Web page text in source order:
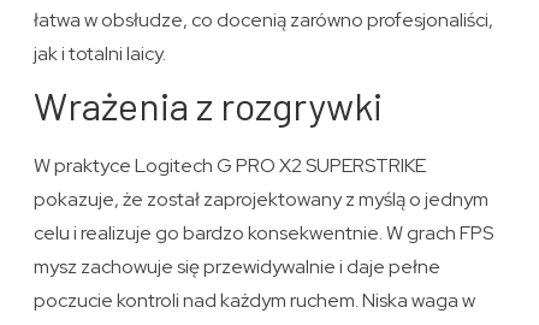
łatwa w obsłudze, co docenią zarówno profesjonaliści,
jak i totalni laicy.
Wrażenia z rozgrywki
W praktyce Logitech G PRO X2 SUPERSTRIKE
pokazuje, że został zaprojektowany z myślą o jednym
celu i realizuje go bardzo konsekwentnie. W grach FPS
mysz zachowuje się przewidywalnie i daje pełne
poczucie kontroli nad każdym ruchem. Niska waga w